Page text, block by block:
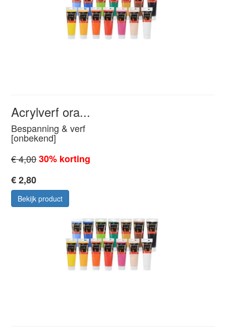
Acrylverf ora...
Bespanning & verf
[onbekend]
€ 4,0030% korting
€ 2,80
Bekijk product